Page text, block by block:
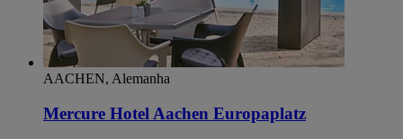
AACHEN, Alemanha
Mercure Hotel Aachen Europaplatz